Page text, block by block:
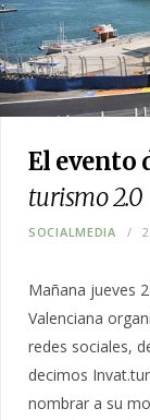
El evento
turismo 2.0
SOCIALMEDIA
Mañana jueves
Valenciana
redes sociales,
decimos
nombrar a su